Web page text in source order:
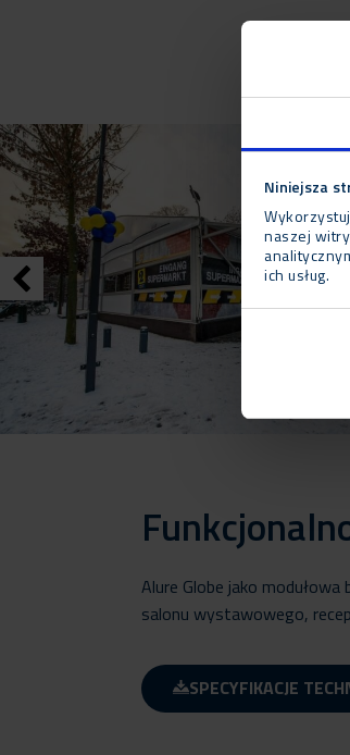
Niniejsza
naszej
ich usług.
Alure Globe jako
salonu wystawowego,
SPECYFIKACJE